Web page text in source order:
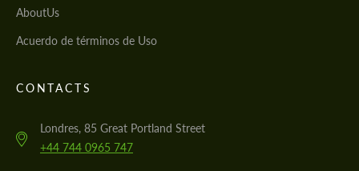
AboutUs
Acuerdo de términos de Uso
CONTACTS
Londres, 85 Great Portland Street
+44 744 0965 747